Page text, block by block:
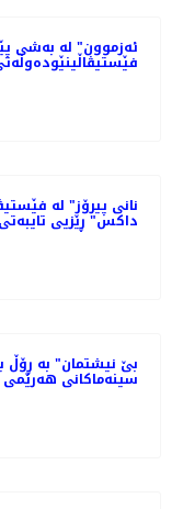
داکس" ڕێزیی تایبەتی
سینەماکانی